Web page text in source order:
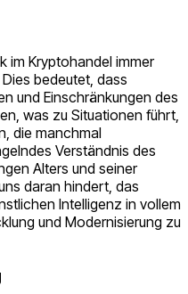
im Kryptohandel immer
bedeutet, dass
und Einschränkungen des
was zu Situationen führt,
die manchmal
Verständnis des
Alters und seiner
daran hindert, das
Intelligenz in vollem
und Modernisierung zu